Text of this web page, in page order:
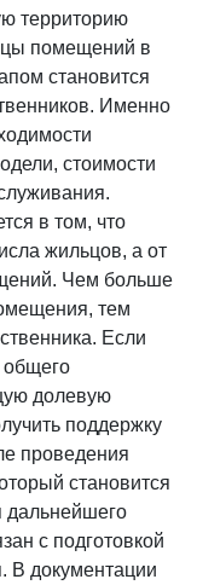
территорию
помещений в
становится
Именно
стоимости
в том, что
жильцов, а от
Чем больше
тем
Если
общего
долевую
поддержку
проведения
становится
дальнейшего
с подготовкой
В документации